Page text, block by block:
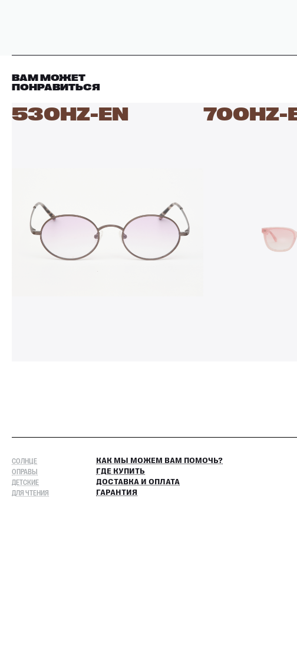
ВАМ МОЖЕТ
ПОНРАВИТЬСЯ
530HZ-EN 700HZ-
СОЛНЦЕ
ОПРАВЫ
ДЕТСКИЕ
ДЛЯ ЧТЕНИЯ
КАК МЫ МОЖЕМ ВАМ ПОМОЧЬ?
ГДЕ КУПИТЬ
ДОСТАВКА И ОПЛАТА
ГАРАНТИЯ